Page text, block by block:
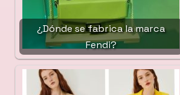
¿Dónde se fabrica la marca
Fendi?